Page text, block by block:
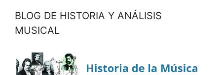
BLOG DE HISTORIA Y ANÁLISIS
MUSICAL